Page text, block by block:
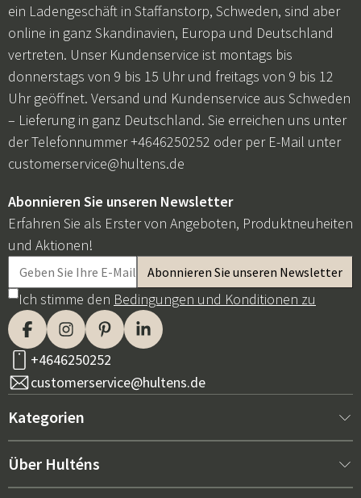
ein Ladengeschäft in Staffanstorp, Schweden, sind aber
online in ganz Skandinavien, Europa und Deutschland
vertreten. Unser Kundenservice ist montags bis
donnerstags von 9 bis 15 Uhr und freitags von 9 bis 12
Uhr geöffnet. Versand und Kundenservice aus Schweden
– Lieferung in ganz Deutschland. Sie erreichen uns unter
der Telefonnummer +4646250252 oder per E-Mail unter
customerservice@hultens.de
Abonnieren Sie unseren Newsletter
Erfahren Sie als Erster von Angeboten, Produktneuheiten
und Aktionen!
Ich stimme den Bedingungen und Konditionen zu
+4646250252
customerservice@hultens.de
Kategorien
Neu bei uns
Über Hulténs